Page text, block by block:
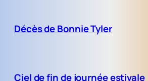
Décès de Bonnie Tyler
Ciel de fin de journée estivale